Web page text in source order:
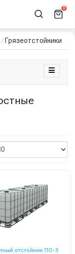
0
Грязеотстойники
отстойник ПО-3